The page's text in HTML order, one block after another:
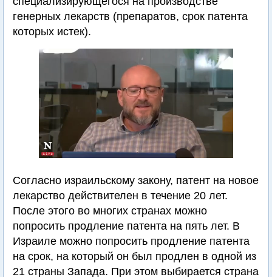
генерных лекарств (препаратов, срок патента
которых истек).
Согласно израильскому закону, патент на новое
лекарство действителен в течение 20 лет.
После этого во многих странах можно
попросить продление патента на пять лет. В
Израиле можно попросить продление патента
на срок, на который он был продлен в одной из
21 страны Запада. При этом выбирается страна